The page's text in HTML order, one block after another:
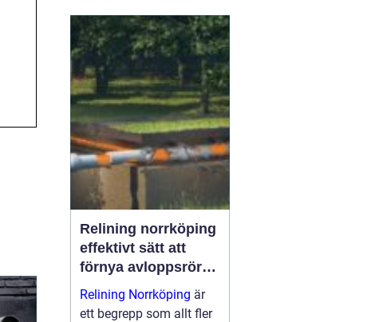
som inte längre
används. I stället för att
låta smyckena ligga
längst bak i
smyckeskrinet kan en
guldsmed förvandla
dem till nå...
Relining norrköping
effektivt sätt att
förnya avloppsrör
utan stambyte
Relining Norrköping är
ett begrepp som allt fler